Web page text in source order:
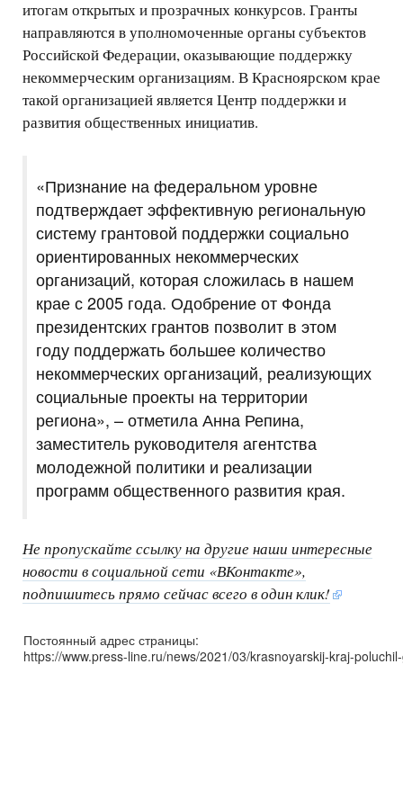
итогам открытых и прозрачных конкурсов. Гранты
направляются в уполномоченные органы субъектов
Российской Федерации, оказывающие поддержку
некоммерческим организациям. В Красноярском крае
такой организацией является Центр поддержки и
развития общественных инициатив.
«Признание на федеральном уровне
подтверждает эффективную региональную
систему грантовой поддержки социально
ориентированных некоммерческих
организаций, которая сложилась в нашем
крае с 2005 года. Одобрение от Фонда
президентских грантов позволит в этом
году поддержать большее количество
некоммерческих организаций, реализующих
социальные проекты на территории
региона», – отметила Анна Репина,
заместитель руководителя агентства
молодежной политики и реализации
программ общественного развития края.
Не пропускайте ссылку на другие наши интересные
новости в социальной сети «ВКонтакте»,
подпишитесь прямо сейчас всего в один клик!
Постоянный адрес страницы:
https://www.press-line.ru/news/2021/03/krasnoyarskij-kraj-